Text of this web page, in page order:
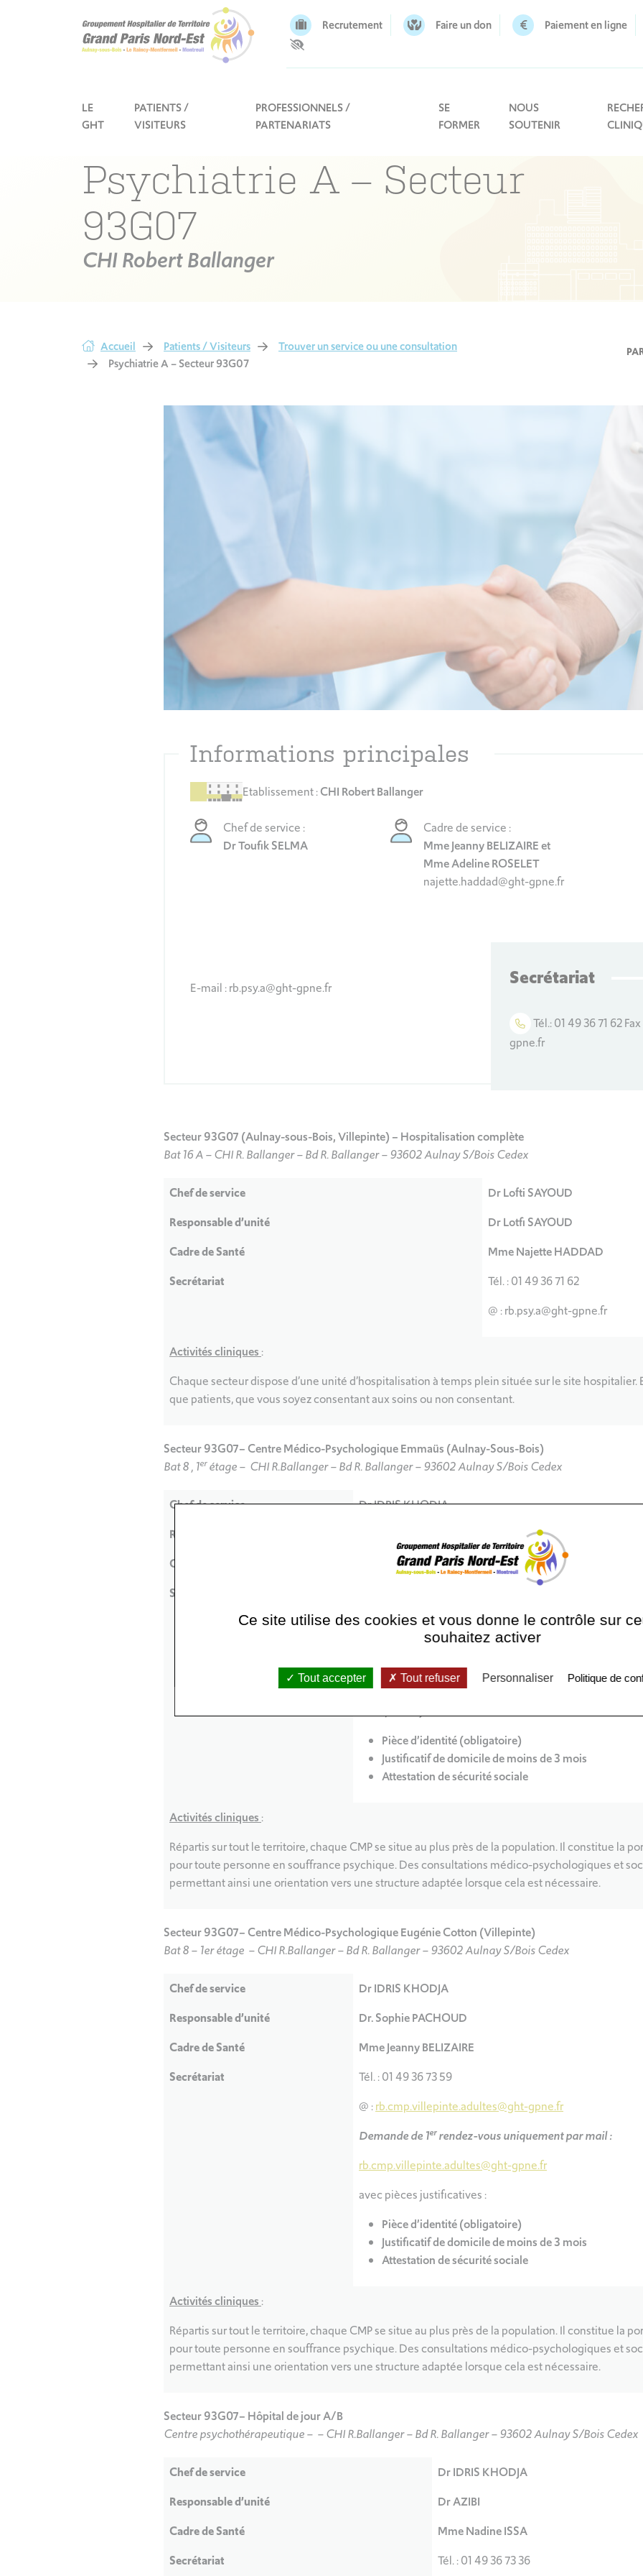
Recrutement Faire un don Paiement en ligne
LE
GHT
PATIENTS /
VISITEURS
PROFESSIONNELS /
PARTENARIATS
SE
FORMER
NOUS
SOUTENIR
Psychiatrie A – Secteur
93G07
CHI Robert Ballanger
Accueil Patients / Visiteurs
Trouver un service ou une consultation
Psychiatrie A – Secteur 93G07
Informations principales
Etablissement :CHI Robert Ballanger
Chef de service :
Dr Toufik SELMA
Cadre de service :
Mme Jeanny BELIZAIRE et
Mme Adeline ROSELET
najette.haddad@ght-gpne.fr
E-mail : rb.psy.a@ght-gpne.fr Secrétariat
Tél.: 01 49 36 71 62
gpne.fr
Secteur 93G07 (Aulnay-sous-Bois, Villepinte) – Hospitalisation complète
Bat 16 A – CHI R. Ballanger – Bd R. Ballanger – 93602 Aulnay S/Bois Cedex
Chef de service
Dr Lofti SAYOUD
Responsable d’unité
Dr Lotfi SAYOUD
Cadre de Santé
Mme Najette HADDAD
Secrétariat
Tél. : 01 49 36 71 62
@ : rb.psy.a@ght-gpne.fr
Activités cliniques :
Chaque secteur dispose d’une unité d’hospitalisation à temps plein située sur le site
que patients, que vous soyez consentant aux soins ou non consentant.
Secteur 93G07– Centre Médico-Psychologique Emmaüs (Aulnay-Sous-Bois)
Bat 8 , 1erétage – CHI R.Ballanger – Bd R. Ballanger – 93602 Aulnay S/Bois Cedex
Chef de service
Dr IDRIS KHODJA
Responsable d’unité
Cadre de Santé
Mme Jeanny BELIZAIRE
Secrétariat
@ :rb.cmp.emmaus@ght-gpne.fr
rb.cmp.emmaus@ght-gpne.fr
Pièce d’identité (obligatoire)
Justificatif de domicile de moins de 3 mois
Attestation de sécurité sociale
Activités cliniques :
Répartis sur tout le territoire, chaque CMP se situe au plus près de la population. Il constitue la
pour toute personne en souffrance psychique. Des consultations médico-psychologiques et
permettant ainsi une orientation vers une structure adaptée lorsque cela est nécessaire.
Secteur 93G07– Centre Médico-Psychologique Eugénie Cotton (Villepinte)
Bat 8 – 1er étage – CHI R.Ballanger – Bd R. Ballanger – 93602 Aulnay S/Bois Cedex
Chef de service
Dr IDRIS KHODJA
Responsable d’unité
Dr. Sophie PACHOUD
Cadre de Santé
Mme Jeanny BELIZAIRE
Secrétariat
Tél. : 01 49 36 73 59
@ :rb.cmp.villepinte.adultes@ght-gpne.fr
Demande de 1errendez-vous uniquement par mail :
rb.cmp.villepinte.adultes@ght-gpne.fr
avec pièces justificatives :
Pièce d’identité (obligatoire)
Justificatif de domicile de moins de 3 mois
Attestation de sécurité sociale
Activités cliniques :
Répartis sur tout le territoire, chaque CMP se situe au plus près de la population. Il constitue la
pour toute personne en souffrance psychique. Des consultations médico-psychologiques et
permettant ainsi une orientation vers une structure adaptée lorsque cela est nécessaire.
Secteur 93G07– Hôpital de jour A/B
Centre psychothérapeutique – – CHI R.Ballanger – Bd R. Ballanger – 93602 Aulnay S/Bois Cedex
Chef de service
Dr IDRIS KHODJA
Responsable d’unité
Dr AZIBI
Cadre de Santé
Mme Nadine ISSA
Secrétariat
Tél. : 01 49 36 73 36
Ce site utilise des cookies et vous donne le contrôle sur
souhaitez activer
Tout accepter Tout refuser Personnaliser Politique de